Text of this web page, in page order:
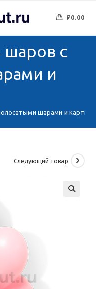
₽0.00
шаров с
и
шарами и
Следующий товар